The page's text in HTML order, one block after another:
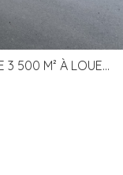
BEAU BÂTIMENT INDUSTRIEL RÉCENT DE 3 500 M² À LOUER OU VENDRE PROCHE PÉRIGUEUX (24)